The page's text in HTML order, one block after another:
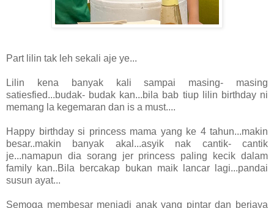
Part lilin tak leh sekali aje ye...
Lilin kena banyak kali sampai masing- masing
satiesfied...budak- budak kan...bila bab tiup lilin birthday ni
memang la kegemaran dan is a must....
Happy birthday si princess mama yang ke 4 tahun...makin
besar..makin banyak akal...asyik nak cantik- cantik
je...namapun dia sorang jer princess paling kecik dalam
family kan..Bila bercakap bukan maik lancar lagi...pandai
susun ayat...
Semoga membesar menjadi anak yang pintar dan berjaya